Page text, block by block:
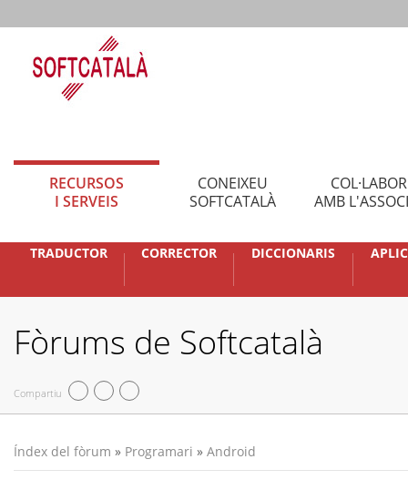
RECURSOS
I SERVEIS
CONEIXEU
SOFTCATALÀ
AMB
TRADUCTOR CORRECTOR DICCIONARIS
Fòrums de Softcatalà
Compartiu
Índex del fòrum » Programari » Android